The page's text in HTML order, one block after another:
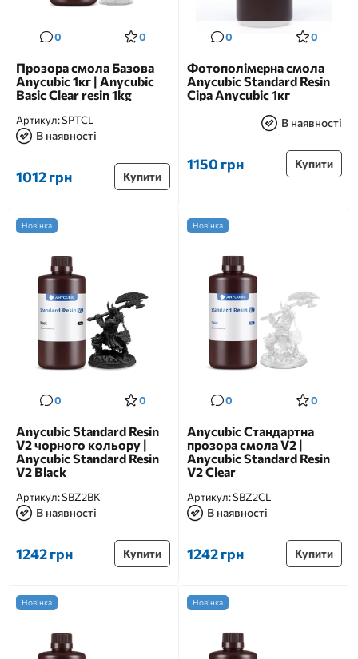
0 0
Прозора смола Базова
Anycubic 1кг | Anycubic
Basic Clear resin 1kg
Артикул:SPTCL
В наявності
1012 грн Купити
0 0
Фотополімерна смола
Anycubic Standard Resin
Сіра Anycubic 1кг
В наявності
1150 грн Купити
Новінка
0 0
Anycubic Standard Resin
V2 чорного кольору |
Anycubic Standard Resin
V2 Black
Артикул:SBZ2BK
В наявності
1242 грн Купити
Новінка
0 0
Anycubic Стандартна
прозора смола V2 |
Anycubic Standard Resin
V2 Clear
Артикул:SBZ2CL
В наявності
1242 грн Купити
Новінка Новінка